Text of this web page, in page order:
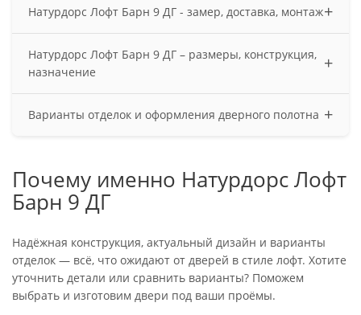
Натурдорс Лофт Барн 9 ДГ - замер, доставка, монтаж+
позволяет вам сэкономить на материалах: за лишнее
вы точно не заплатите и двери гарантированно
встанут в проём как "родные". Доставка — бережно
доставим ваши двери от фабрики до вашей
Натурдорс Лофт Барн 9 ДГ – размеры, конструкция,
назначение
+
600/700/800/900×2000 мм. При необходимости можем
распашной, двупольной, полуторной, откатной или
дверью в пенал.
Варианты отделок и оформления дверного полотна +
модели или окрашенные в темные тона (антрацит,
венге) либо естественные светлые оттенки.
Почему именно Натурдорс Лофт
Барн 9 ДГ
Надёжная конструкция, актуальный дизайн и варианты
отделок — всё, что ожидают от дверей в стиле лофт. Хотите
уточнить детали или сравнить варианты? Поможем
выбрать и изготовим двери под ваши проёмы.